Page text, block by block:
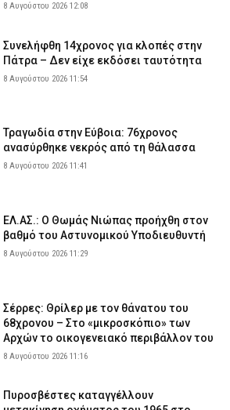
8 Αυγούστου 2026 12:08
Συνελήφθη 14χρονος για κλοπές στην
Πάτρα – Δεν είχε εκδόσει ταυτότητα
8 Αυγούστου 2026 11:54
Τραγωδία στην Εύβοια: 76χρονος
ανασύρθηκε νεκρός από τη θάλασσα
8 Αυγούστου 2026 11:41
ΕΛ.ΑΣ.: Ο Θωμάς Νιώπας προήχθη στον
βαθμό του Αστυνομικού Υποδιευθυντή
8 Αυγούστου 2026 11:29
Σέρρες: Θρίλερ με τον θάνατου του
68χρονου – Στο «μικροσκόπιο» των
Αρχών το οικογενειακό περιβάλλον του
8 Αυγούστου 2026 11:16
Πυροσβέστες καταγγέλλουν